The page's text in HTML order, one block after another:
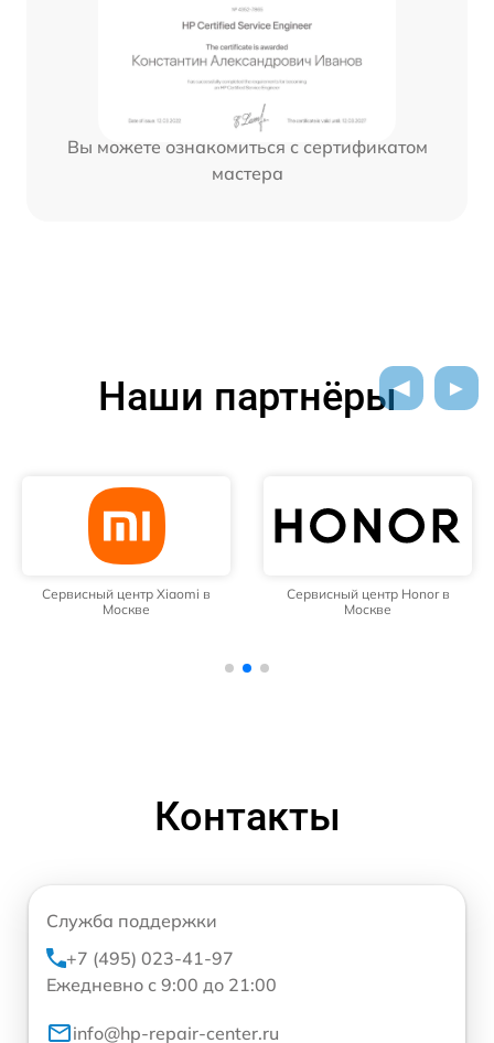
Вы можете ознакомиться с сертификатом
мастера
Наши партнёры
Сервисный центр Xiaomi в
Москве
Сервисный центр Honor в
Москве
Контакты
Служба поддержки
+7 (495) 023-41-97
Ежедневно с 9:00 до 21:00
info@hp-repair-center.ru